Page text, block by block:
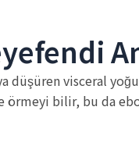
düşüren visceral
bilir, bu da